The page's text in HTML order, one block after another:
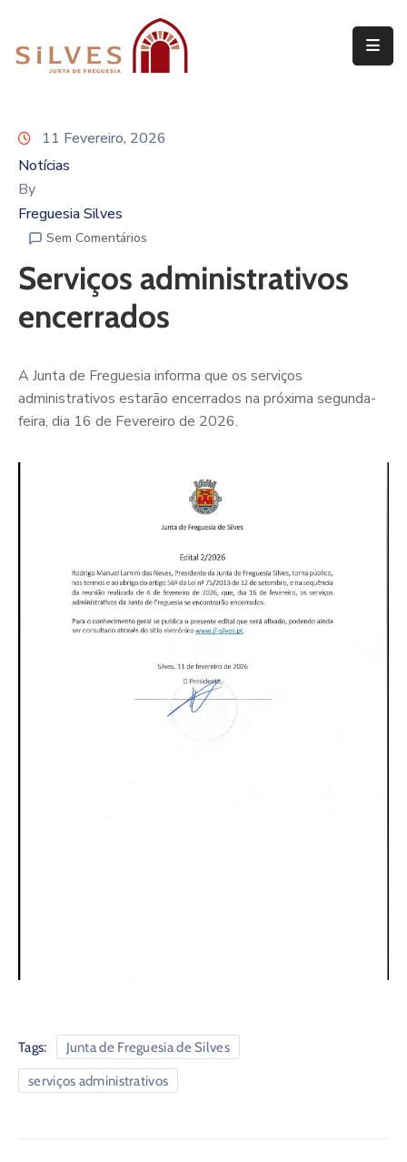
de
Freguesia
Assembleia
Freguesia
Projetos
11 Fevereiro, 2026
Notícias
By
Freguesia Silves
Sem Comentários
Serviços administrativos
encerrados
A Junta de Freguesia informa que os serviços
administrativos estarão encerrados na próxima segunda-
feira, dia 16 de Fevereiro de 2026.
Tags: Junta de Freguesia de Silves
serviços administrativos